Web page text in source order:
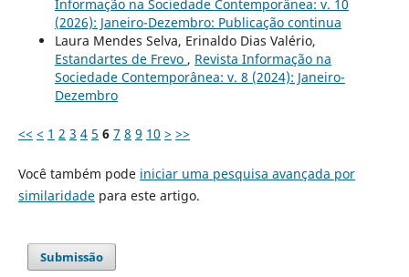
Informação na Sociedade Contemporânea: v. 10
(2026): Janeiro-Dezembro: Publicação continua
Laura Mendes Selva, Erinaldo Dias Valério,
Estandartes de Frevo , Revista Informação na
Sociedade Contemporânea: v. 8 (2024): Janeiro-
Dezembro
<< < 1 2 3 4 5 6 7 8 9 10 > >>
Você também pode iniciar uma pesquisa avançada por
similaridadepara este artigo.
Submissão